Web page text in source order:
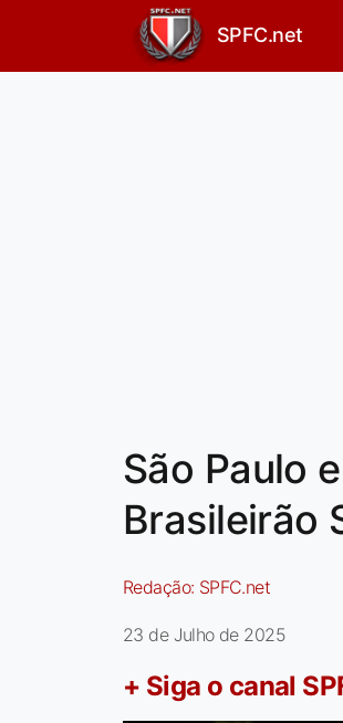
SPFC.net
São Paulo
Brasileirão
Redação: SPFC.net
23 de Julho de 2025
+ Siga o canal